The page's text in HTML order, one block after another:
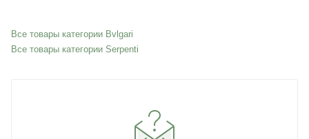
Все товары категории Bvlgari
Все товары категории Serpenti